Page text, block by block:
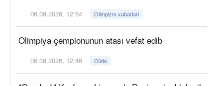
06.08.2026, 12:54 Olimpizm xəbərləri
Olimpiya çempionunun atası vəfat edib
06.08.2026, 12:46 Cüdo